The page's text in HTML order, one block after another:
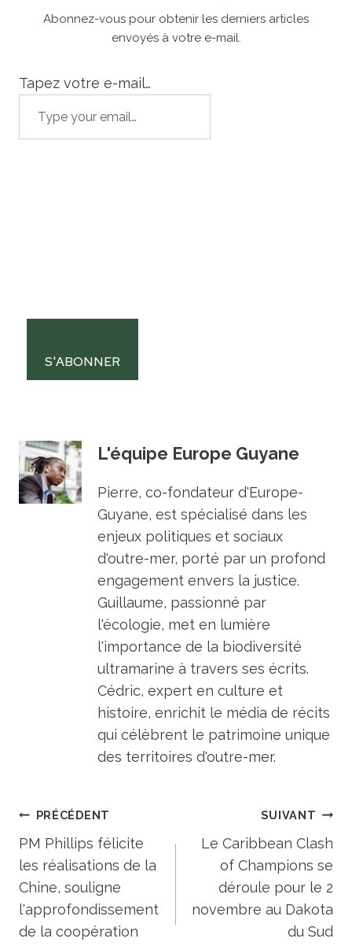
Abonnez-vous pour obtenir les derniers articles
envoyés à votre e-mail.
Tapez votre e-mail…
S'ABONNER
L'équipe Europe Guyane
Pierre, co-fondateur d'Europe-
Guyane, est spécialisé dans les
enjeux politiques et sociaux
d'outre-mer, porté par un profond
engagement envers la justice.
Guillaume, passionné par
l'écologie, met en lumière
l'importance de la biodiversité
ultramarine à travers ses écrits.
Cédric, expert en culture et
histoire, enrichit le média de récits
qui célèbrent le patrimoine unique
des territoires d'outre-mer.
Navigation
de
l’article
PRÉCÉDENT
PM Phillips félicite
les réalisations de la
Chine, souligne
l'approfondissement
de la coopération
SUIVANT
Le Caribbean Clash
of Champions se
déroule pour le 2
novembre au Dakota
du Sud